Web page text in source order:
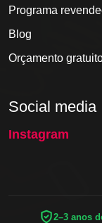
Programa
Blog
Orçamento
Social media
Instagram
2–3 anos